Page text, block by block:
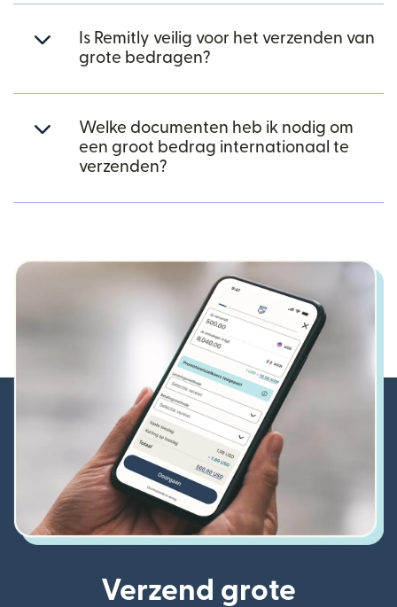
Is Remitly veilig voor het verzenden van
grote bedragen?
Welke documenten heb ik nodig om
een groot bedrag internationaal te
verzenden?
Verzend grote